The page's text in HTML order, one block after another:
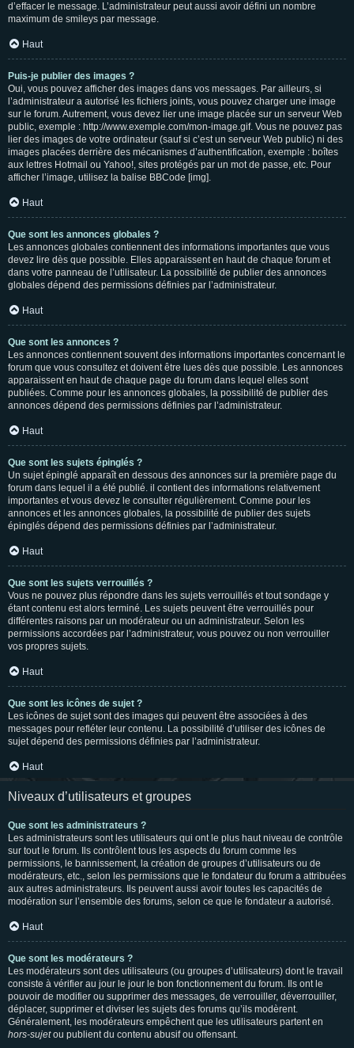
d’effacer le message. L’administrateur peut aussi avoir défini un nombre
maximum de smileys par message.
Haut
Puis-je publier des images ?
Oui, vous pouvez afficher des images dans vos messages. Par ailleurs, si
l’administrateur a autorisé les fichiers joints, vous pouvez charger une image
sur le forum. Autrement, vous devez lier une image placée sur un serveur Web
public, exemple : http://www.exemple.com/mon-image.gif. Vous ne pouvez pas
lier des images de votre ordinateur (sauf si c’est un serveur Web public) ni des
images placées derrière des mécanismes d’authentification, exemple : boîtes
aux lettres Hotmail ou Yahoo!, sites protégés par un mot de passe, etc. Pour
afficher l’image, utilisez la balise BBCode [img].
Haut
Que sont les annonces globales ?
Les annonces globales contiennent des informations importantes que vous
devez lire dès que possible. Elles apparaissent en haut de chaque forum et
dans votre panneau de l’utilisateur. La possibilité de publier des annonces
globales dépend des permissions définies par l’administrateur.
Haut
Que sont les annonces ?
Les annonces contiennent souvent des informations importantes concernant le
forum que vous consultez et doivent être lues dès que possible. Les annonces
apparaissent en haut de chaque page du forum dans lequel elles sont
publiées. Comme pour les annonces globales, la possibilité de publier des
annonces dépend des permissions définies par l’administrateur.
Haut
Que sont les sujets épinglés ?
Un sujet épinglé apparaît en dessous des annonces sur la première page du
forum dans lequel il a été publié. il contient des informations relativement
importantes et vous devez le consulter régulièrement. Comme pour les
annonces et les annonces globales, la possibilité de publier des sujets
épinglés dépend des permissions définies par l’administrateur.
Haut
Que sont les sujets verrouillés ?
Vous ne pouvez plus répondre dans les sujets verrouillés et tout sondage y
étant contenu est alors terminé. Les sujets peuvent être verrouillés pour
différentes raisons par un modérateur ou un administrateur. Selon les
permissions accordées par l’administrateur, vous pouvez ou non verrouiller
vos propres sujets.
Haut
Que sont les icônes de sujet ?
Les icônes de sujet sont des images qui peuvent être associées à des
messages pour refléter leur contenu. La possibilité d’utiliser des icônes de
sujet dépend des permissions définies par l’administrateur.
Haut
Niveaux d’utilisateurs et groupes
Que sont les administrateurs ?
Les administrateurs sont les utilisateurs qui ont le plus haut niveau de contrôle
sur tout le forum. Ils contrôlent tous les aspects du forum comme les
permissions, le bannissement, la création de groupes d’utilisateurs ou de
modérateurs, etc., selon les permissions que le fondateur du forum a attribuées
aux autres administrateurs. Ils peuvent aussi avoir toutes les capacités de
modération sur l’ensemble des forums, selon ce que le fondateur a autorisé.
Haut
Que sont les modérateurs ?
Les modérateurs sont des utilisateurs (ou groupes d’utilisateurs) dont le travail
consiste à vérifier au jour le jour le bon fonctionnement du forum. Ils ont le
pouvoir de modifier ou supprimer des messages, de verrouiller, déverrouiller,
déplacer, supprimer et diviser les sujets des forums qu’ils modèrent.
Généralement, les modérateurs empêchent que les utilisateurs partent en
hors-sujetou publient du contenu abusif ou offensant.